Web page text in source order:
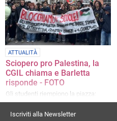
ATTUALITÀ
Sciopero pro Palestina, la
CGIL chiama e Barletta
risponde - FOTO
Gli studenti riempiono la piazza:
corteo partecipato in giro per la città
Iscriviti alla Newsletter